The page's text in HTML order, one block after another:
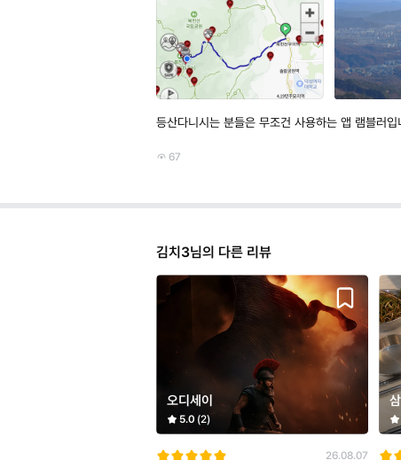
등산다니시는 분들은 무조건 사용하는 앱 램블러
67
김치3님의 다른 리뷰
오디세이
5.0 (2)
26.08.07